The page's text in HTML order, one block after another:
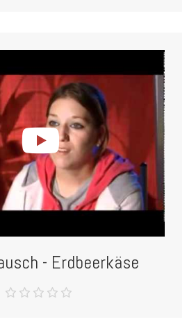
- Erdbeerkäse